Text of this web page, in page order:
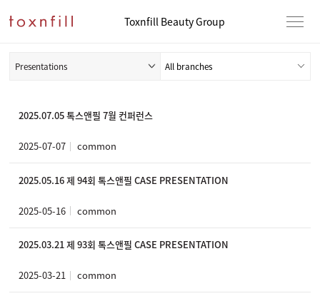
Toxnfill Beauty Group
Presentations
2025.07.05 톡스앤필 7월 컨퍼런스
2025-07-07 common
2025.05.16 제 94회 톡스앤필 CASE PRESENTATION
2025-05-16 common
2025.03.21 제 93회 톡스앤필 CASE PRESENTATION
2025-03-21 common